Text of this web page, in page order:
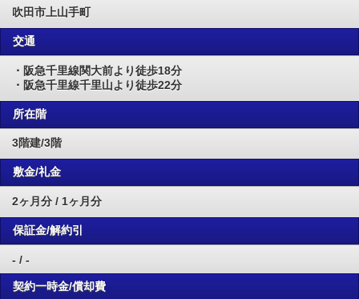
吹田市上山手町
交通
・阪急千里線関大前より徒歩18分
・阪急千里線千里山より徒歩22分
所在階
3階建/3階
敷金/礼金
2ヶ月分 / 1ヶ月分
保証金/解約引
- / -
契約一時金/償却費